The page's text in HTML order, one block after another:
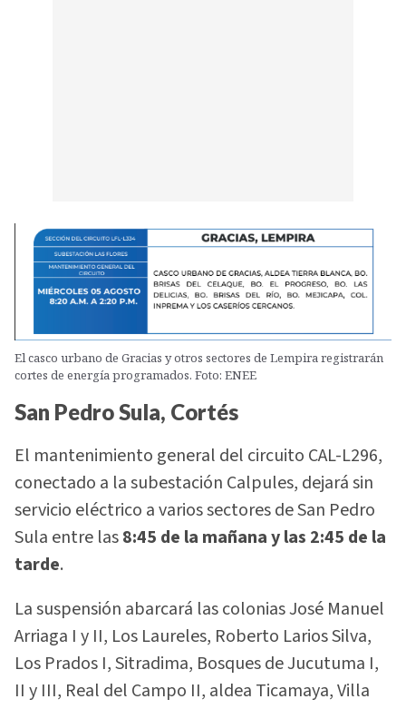
El casco urbano de Gracias y otros sectores de Lempira registrarán
cortes de energía programados. Foto: ENEE
San Pedro Sula, Cortés
El mantenimiento general del circuito CAL-L296,
conectado a la subestación Calpules, dejará sin
servicio eléctrico a varios sectores de San Pedro
Sula entre las8:45 de la mañana y las 2:45 de la
tarde.
La suspensión abarcará las colonias José Manuel
Arriaga I y II, Los Laureles, Roberto Larios Silva,
Los Prados I, Sitradima, Bosques de Jucutuma I,
II y III, Real del Campo II, aldea Ticamaya, Villa